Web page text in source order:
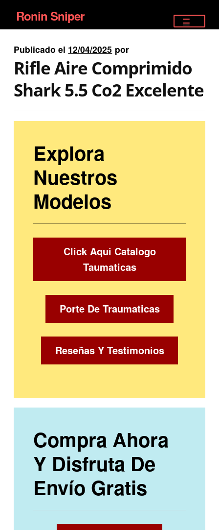
Ir
a
la
navegación
Ir
al
contenido
Ronin Sniper
EQUIPAMIENTO ÉLITE
PISTOLAS
Publicado el 12/04/2025 por
Rifle Aire Comprimido
Shark 5.5 Co2 Excelente
Explora
Nuestros
Modelos
Click Aqui Catalogo
Taumaticas
Porte De Traumaticas
Reseñas Y Testimonios
Compra Ahora
Y Disfruta De
Envío Gratis